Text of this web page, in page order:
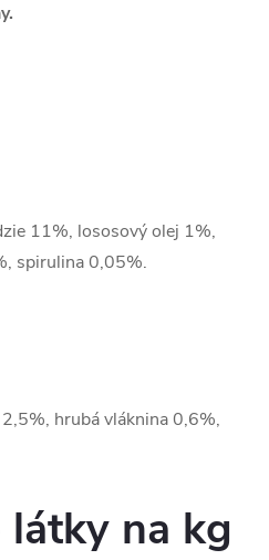
11%, lososový olej 1%,
spirulina 0,05%.
hrubá vláknina 0,6%,
na kg